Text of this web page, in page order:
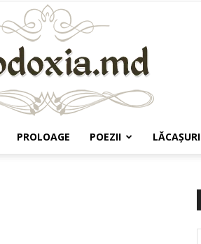
PROLOAGE POEZII LĂCAŞURI